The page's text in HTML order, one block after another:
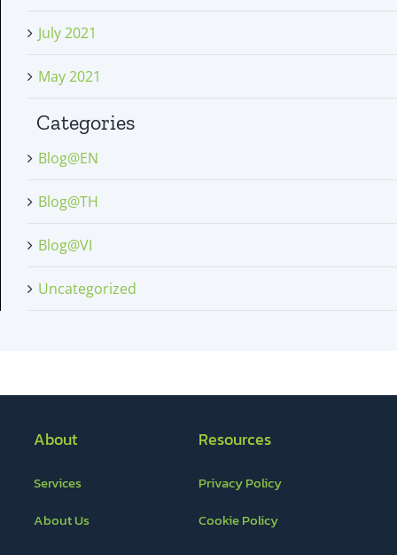
July 2021
May 2021
Categories
Blog@EN
Blog@TH
Blog@VI
Uncategorized
About
Services
About Us
Resources
Privacy Policy
Cookie Policy